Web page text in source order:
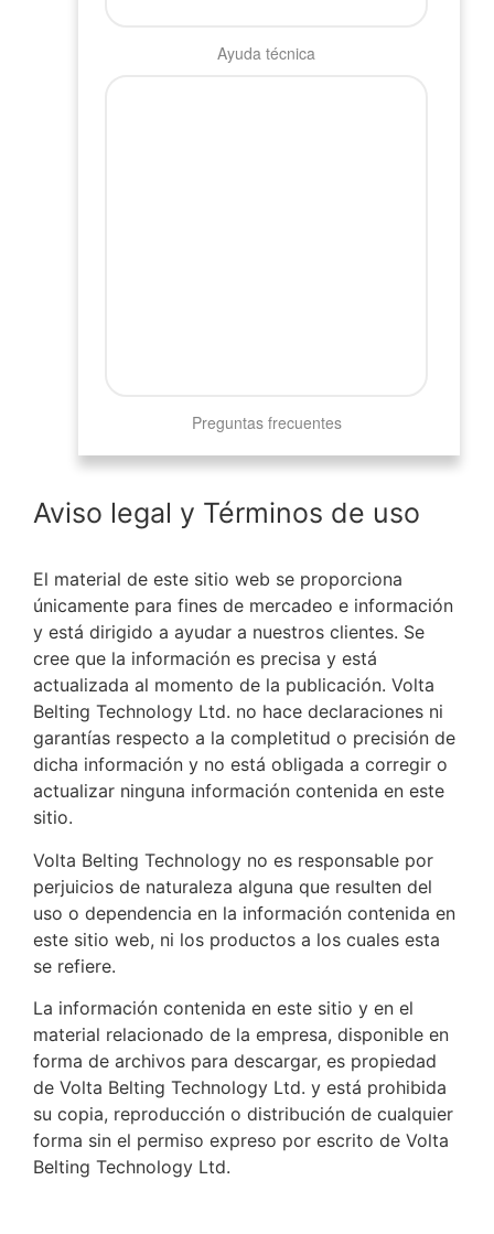
Ayuda técnica
Preguntas frecuentes
Aviso legal y Términos de uso
El material de este sitio web se proporciona
únicamente para fines de mercadeo e información
y está dirigido a ayudar a nuestros clientes. Se
cree que la información es precisa y está
actualizada al momento de la publicación. Volta
Belting Technology Ltd. no hace declaraciones ni
garantías respecto a la completitud o precisión de
dicha información y no está obligada a corregir o
actualizar ninguna información contenida en este
sitio.‬‬‬‬‬‬‬‬‬‬‬‬‬‬‬‬‬‬‬‬‬‬‬‬‬‬‬‬‬‬‬‬‬‬‬‬‬‬‬‬‬‬‬
Volta Belting Technology no es responsable por
perjuicios de naturaleza alguna que resulten del
uso o dependencia en la información contenida en
este sitio web, ni los productos a los cuales esta
se refiere.
La información contenida en este sitio y en el
material relacionado de la empresa, disponible en
forma de archivos para descargar, es propiedad
de Volta Belting Technology Ltd. y está prohibida
su copia, reproducción o distribución de cualquier
forma sin el permiso expreso por escrito de Volta
Belting Technology Ltd.